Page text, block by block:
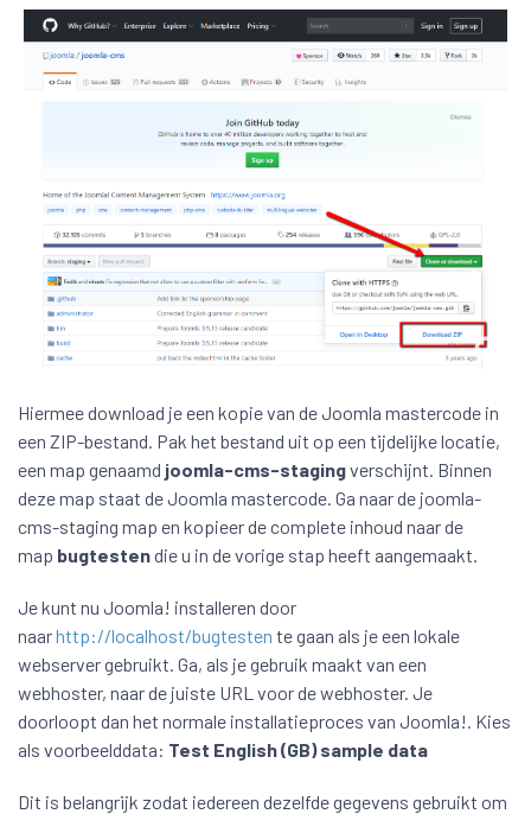
Hiermee download je een kopie van de Joomla mastercode in
een ZIP-bestand. Pak het bestand uit op een tijdelijke locatie,
een map genaamd joomla-cms-stagingverschijnt. Binnen
deze map staat de Joomla mastercode. Ga naar de joomla-
cms-staging map en kopieer de complete inhoud naar de
map bugtestendie u in de vorige stap heeft aangemaakt.
Je kunt nu Joomla! installeren door
naarhttp://localhost/bugtesten te gaan als je een lokale
webserver gebruikt. Ga, als je gebruik maakt van een
webhoster, naar de juiste URL voor de webhoster. Je
doorloopt dan het normale installatieproces van Joomla!. Kies
als voorbeelddata: Test English (GB) sample data
Dit is belangrijk zodat iedereen dezelfde gegevens gebruikt om